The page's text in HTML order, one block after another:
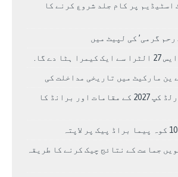
اسٹیڈیم پر کام جلد شروع کرنے کا
رحم گرمی’ کی لپیٹ میں
دے گا.
ین مارکیٹ میں تاریخی مداخلت کی
مردوں کے کرکٹ ورلڈ کپ 2027 کے مقامات اور برانڈ کا
جماعت کے نتائج چیک کرنے کا طریقہ